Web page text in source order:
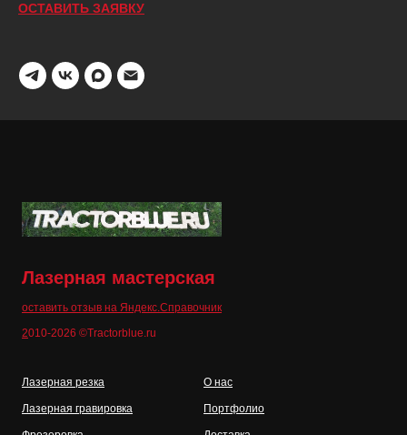
ОСТАВИТЬ ЗАЯВКУ
Лазерная мастерская
оставить отзыв на Яндекс.Справочник
2010-2026 ©Tractorblue.ru
Лазерная резка
Лазерная гравировка
О нас
Портфолио